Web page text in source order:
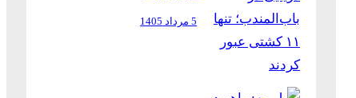
5 مرداد 1405